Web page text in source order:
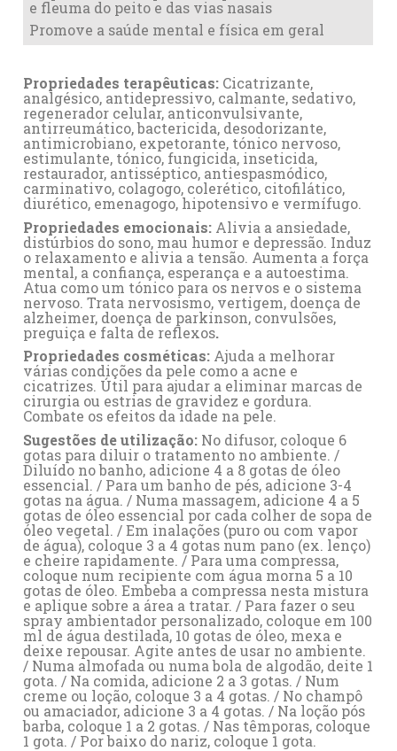
e fleuma do peito e das vias nasais
Promove a saúde mental e física em geral
Propriedades terapêuticas: Cicatrizante,
analgésico, antidepressivo, calmante, sedativo,
regenerador celular, anticonvulsivante,
antirreumático, bactericida, desodorizante,
antimicrobiano, expetorante, tónico nervoso,
estimulante, tónico, fungicida, inseticida,
restaurador, antisséptico, antiespasmódico,
carminativo, colagogo, colerético, citofilático,
diurético, emenagogo, hipotensivo e vermífugo.
Propriedades emocionais: Alivia a ansiedade,
distúrbios do sono, mau humor e depressão. Induz
o relaxamento e alivia a tensão. Aumenta a força
mental, a confiança, esperança e a autoestima.
Atua como um tónico para os nervos e o sistema
nervoso. Trata nervosismo, vertigem, doença de
alzheimer, doença de parkinson, convulsões,
preguiça e falta de reflexos.
Propriedades cosméticas: Ajuda a melhorar
várias condições da pele como a acne e
cicatrizes. Útil para ajudar a eliminar marcas de
cirurgia ou estrias de gravidez e gordura.
Combate os efeitos da idade na pele.
Sugestões de utilização: No difusor, coloque 6
gotas para diluir o tratamento no ambiente. /
Diluído no banho, adicione 4 a 8 gotas de óleo
essencial. / Para um banho de pés, adicione 3-4
gotas na água. / Numa massagem, adicione 4 a 5
gotas de óleo essencial por cada colher de sopa de
óleo vegetal. / Em inalações (puro ou com vapor
de água), coloque 3 a 4 gotas num pano (ex. lenço)
e cheire rapidamente. / Para uma compressa,
coloque num recipiente com água morna 5 a 10
gotas de óleo. Embeba a compressa nesta mistura
e aplique sobre a área a tratar. / Para fazer o seu
spray ambientador personalizado, coloque em 100
ml de água destilada, 10 gotas de óleo, mexa e
deixe repousar. Agite antes de usar no ambiente.
/ Numa almofada ou numa bola de algodão, deite 1
gota. / Na comida, adicione 2 a 3 gotas. / Num
creme ou loção, coloque 3 a 4 gotas. / No champô
ou amaciador, adicione 3 a 4 gotas. / Na loção pós
barba, coloque 1 a 2 gotas. / Nas têmporas, coloque
1 gota. / Por baixo do nariz, coloque 1 gota.